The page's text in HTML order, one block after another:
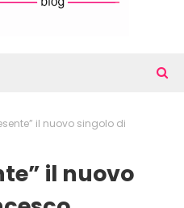
il nuovo singolo di
il nuovo